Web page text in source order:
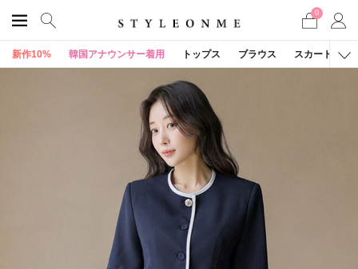
0
新作10% 韓国アナウンサー着用 トップス ブラウス スカート